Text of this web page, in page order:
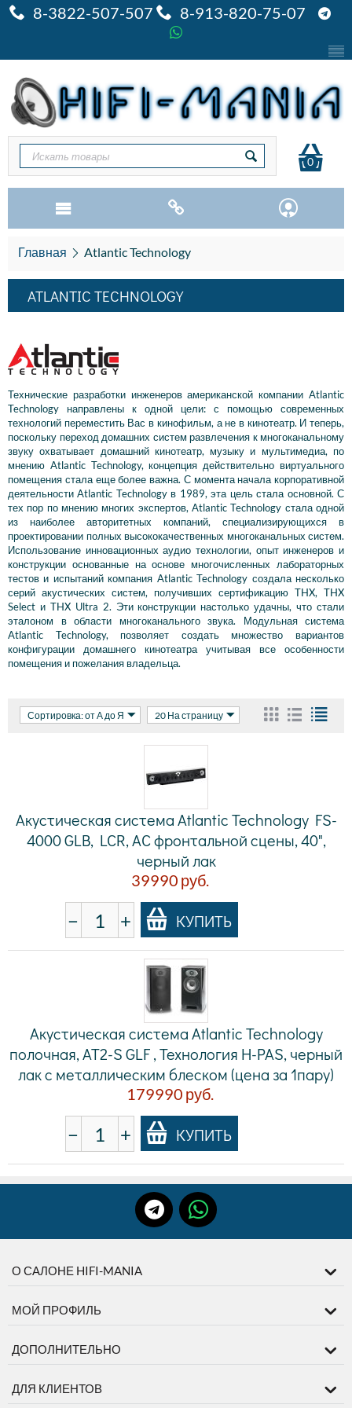
8-3822-507-507 8-913-820-75-07
0
Главная Atlantic Technology
ATLANTIC TECHNOLOGY
Технические разработки инженеров американской компании Atlantic
Technology направлены к одной цели: с помощью современных
технологий переместить Вас в кинофильм, а не в кинотеатр. И теперь,
поскольку переход домашних систем развлечения к многоканальному
звуку охватывает домашний кинотеатр, музыку и мультимедиа, по
мнению Atlantic Technology, концепция действительно виртуального
помещения стала еще более важна. С момента начала корпоративной
деятельности Atlantic Technology в 1989, эта цель стала основной. С
тех пор по мнению многих экспертов, Atlantic Technology стала одной
из наиболее авторитетных компаний, специализирующихся в
проектировании полных высококачественных многоканальных систем.
Использование инновационных аудио технологии, опыт инженеров и
конструкции основанные на основе многочисленных лабораторных
тестов и испытаний компания Atlantic Technology создала несколько
серий акустических систем, получивших сертификацию THX, THX
Select и THX Ultra 2. Эти конструкции настолько удачны, что стали
эталоном в области многоканального звука. Модульная система
Atlantic Technology, позволяет создать множество вариантов
конфигурации домашнего кинотеатра учитывая все особенности
помещения и пожелания владельца.
Сортировка: от А до Я 20 На страницу
Акустическая система Atlantic Technology FS-
4000 GLB, LCR, АС фронтальной сцены, 40",
черный лак
39990 руб.
− + КУПИТЬ
Акустическая система Atlantic Technology
полочная, AT2-S GLF , Технология H-PAS, черный
лак с металлическим блеском (цена за 1пару)
179990 руб.
− + КУПИТЬ
О САЛОНЕ HIFI-MANIA
МОЙ ПРОФИЛЬ
ДОПОЛНИТЕЛЬНО
ДЛЯ КЛИЕНТОВ